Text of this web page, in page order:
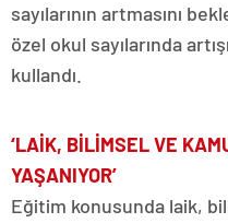
sayılarının artmasını
özel okul sayılarında
kullandı.
‘LAİK, BİLİMSEL VE
YAŞANIYOR’
Eğitim konusunda laik,